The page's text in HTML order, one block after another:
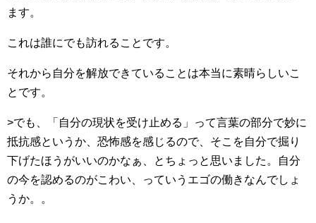
ます。
これは誰にでも訪れることです。
それから自分を解放できていることは本当に素晴らしいこ
とです。
>でも、「自分の現状を受け止める」って言葉の部分で妙に
抵抗感というか、恐怖感を感じるので、そこを自分で掘り
下げたほうがいいのかなぁ、とちょっと思いました。自分
の今を認めるのがこわい、っていうエゴの働きなんでしょ
うか。。